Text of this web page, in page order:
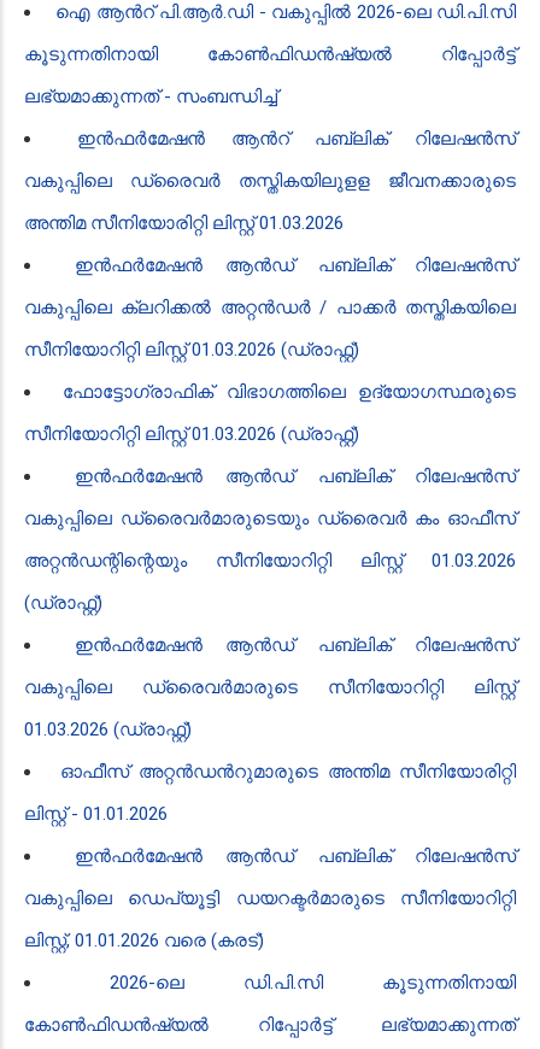
ഐ ആൻ‍റ് പി.ആർ.ഡി - വകുപ്പിൽ 2026-ലെ ഡി.പി.സി
കൂടുന്നതിനായി കോൺഫിഡൻ‍ഷ്യൽ റിപ്പോർട്ട്
ലഭ്യമാക്കുന്നത് - സംബന്ധിച്ച്
ഇൻ‍ഫർമേഷൻ‍ ആൻ‍റ് പബ്ലിക് റിലേഷൻ‍സ്
വകുപ്പിലെ ​ഡ്രൈവർ തസ്തികയിലുളള ജീവനക്കാരുടെ
അന്തിമ സീനിയോരിറ്റി ലിസ്റ്റ് 01.03.2026
ഇൻഫർമേഷൻ ആൻഡ് പബ്ലിക് റിലേഷൻസ്
വകുപ്പിലെ ക്ലറിക്കൽ അറ്റൻഡർ / പാക്കർ തസ്തികയിലെ
സീനിയോറിറ്റി ലിസ്റ്റ് 01.03.2026 (ഡ്രാഫ്റ്റ്)
ഫോട്ടോഗ്രാഫിക് വിഭാഗത്തിലെ ഉദ്യോഗസ്ഥരുടെ
സീനിയോറിറ്റി ലിസ്റ്റ് 01.03.2026 (ഡ്രാഫ്റ്റ്)
ഇൻഫർമേഷൻ ആൻഡ് പബ്ലിക് റിലേഷൻസ്
വകുപ്പിലെ ഡ്രൈവർമാരുടെയും ഡ്രൈവർ കം ഓഫീസ്
അറ്റൻഡന്റിന്റെയും സീനിയോറിറ്റി ലിസ്റ്റ് 01.03.2026
(ഡ്രാഫ്റ്റ്)
ഇൻഫർമേഷൻ ആൻഡ് പബ്ലിക് റിലേഷൻസ്
വകുപ്പിലെ ഡ്രൈവർമാരുടെ സീനിയോറിറ്റി ലിസ്റ്റ്
01.03.2026 (ഡ്രാഫ്റ്റ്)
ഓഫീസ് അറ്റൻ‍ഡൻ‍റുമാരുടെ അന്തിമ സീനിയോരിറ്റി
ലിസ്റ്റ് - 01.01.2026
ഇൻഫർമേഷൻ ആൻഡ് പബ്ലിക് റിലേഷൻസ്
വകുപ്പിലെ ഡെപ്യൂട്ടി ഡയറക്ടർമാരുടെ സീനിയോറിറ്റി
ലിസ്റ്റ്, 01.01.2026 വരെ (കരട്)
2026-ലെ ഡി.പി.സി കൂടുന്നതിനായി
കോൺഫിഡൻ‍ഷ്യൽ റിപ്പോർട്ട് ലഭ്യമാക്കുന്നത്